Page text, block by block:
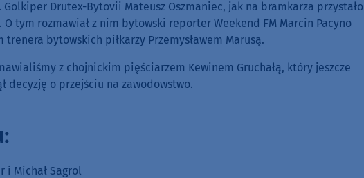
Drutex-Bytovii Mateusz Oszmaniec, jak na bramkarza przystało
tym rozmawiał z nim bytowski reporter Weekend FM Marcin Pacyno
bytowskich piłkarzy Przemysławem Marusą.
z chojnickim pięściarzem Kewinem Gruchałą, który jeszcze
decyzję o przejściu na zawodowstwo.
i Michał Sagrol